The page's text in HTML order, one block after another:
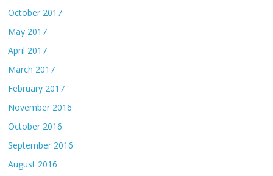
October 2017
May 2017
April 2017
March 2017
February 2017
November 2016
October 2016
September 2016
August 2016